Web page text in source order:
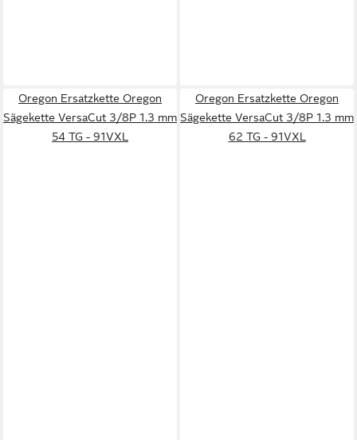
Oregon Ersatzkette Oregon
Sägekette VersaCut 3/8P 1.3 mm
54 TG - 91VXL
Oregon Ersatzkette Oregon
Sägekette VersaCut 3/8P 1.3 mm
62 TG - 91VXL